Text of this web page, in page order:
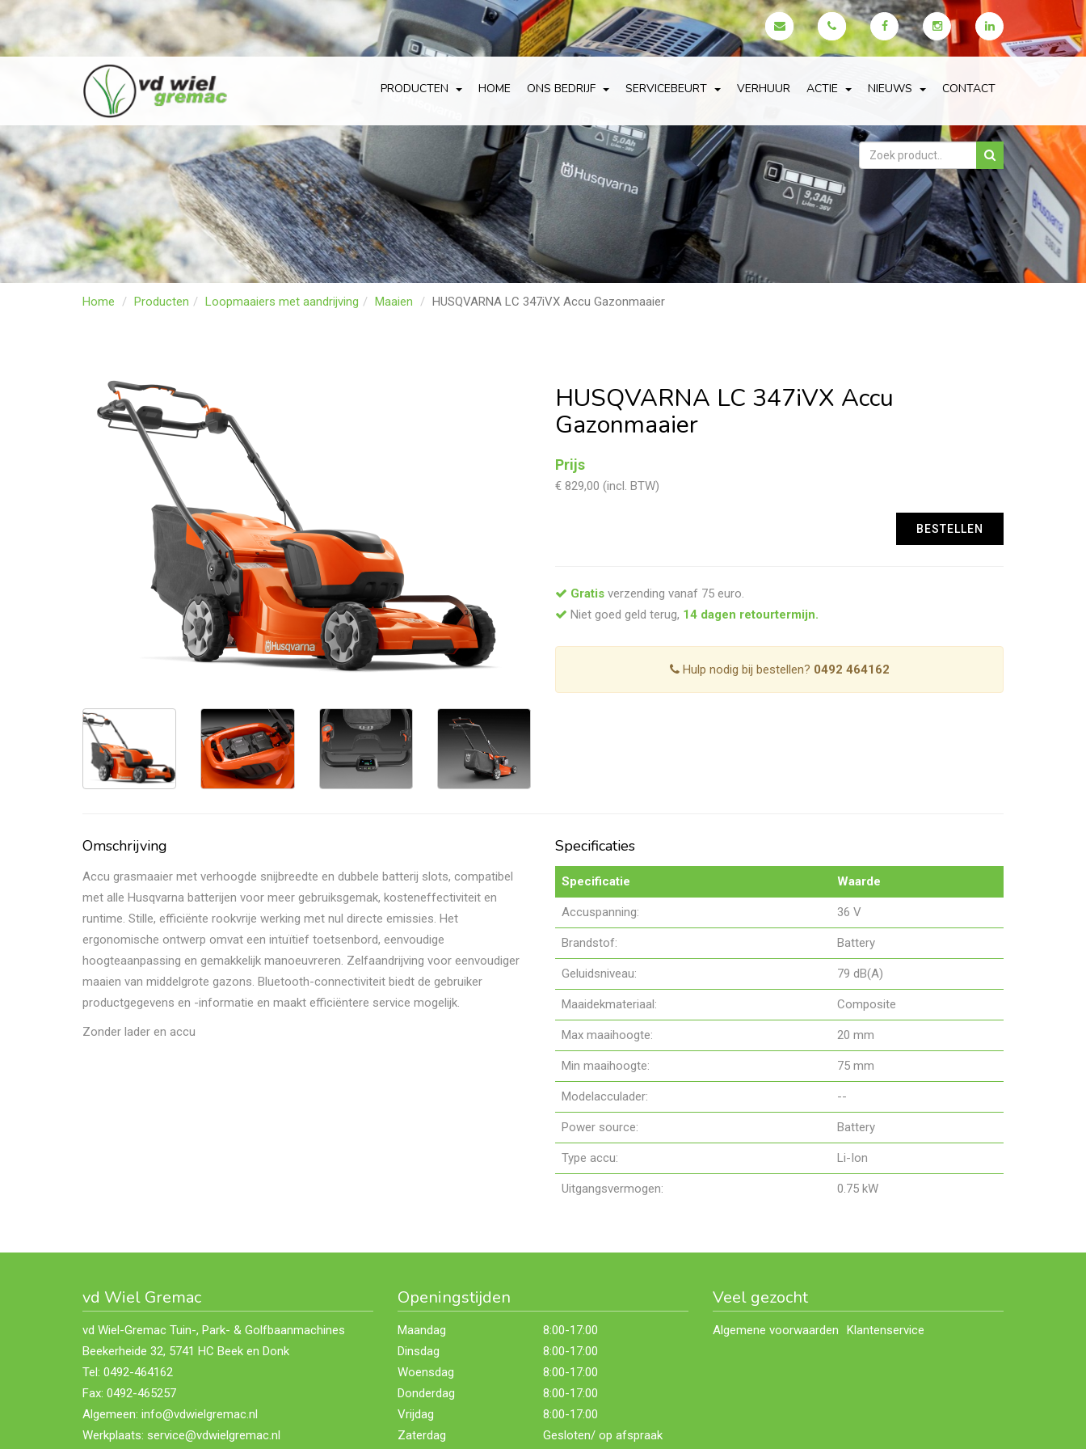
PRODUCTEN HOME ONS BEDRIJF SERVICEBEURT VERHUUR ACTIE NIEUWS CONTACT
Home Producten Loopmaaiers met aandrijving Maaien HUSQVARNA LC 347iVX Accu Gazonmaaier
HUSQVARNA LC 347iVX Accu
Gazonmaaier
Prijs
€ 829,00 (incl. BTW)
Gratis verzending vanaf 75 euro.
Niet goed geld terug, 14 dagen retourtermijn.
Hulp nodig bij bestellen? 0492 464162
Omschrijving
Accu grasmaaier met verhoogde snijbreedte en dubbele batterij slots, compatibel
met alle Husqvarna batterijen voor meer gebruiksgemak, kosteneffectiviteit en
runtime. Stille, efficiënte rookvrije werking met nul directe emissies. Het
ergonomische ontwerp omvat een intuïtief toetsenbord, eenvoudige
hoogteaanpassing en gemakkelijk manoeuvreren. Zelfaandrijving voor eenvoudiger
maaien van middelgrote gazons. Bluetooth-connectiviteit biedt de gebruiker
productgegevens en -informatie en maakt efficiëntere service mogelijk.
Zonder lader en accu
Specificaties
Specificatie Waarde
Accuspanning: 36 V
Brandstof: Battery
Geluidsniveau: 79 dB(A)
Maaidekmateriaal: Composite
Max maaihoogte: 20 mm
Min maaihoogte: 75 mm
Modelacculader: --
Power source: Battery
Type accu: Li-Ion
Uitgangsvermogen: 0.75 kW
vd Wiel Gremac
vd Wiel-Gremac Tuin-, Park- & Golfbaanmachines
Beekerheide 32, 5741 HC Beek en Donk
Tel: 0492-464162
Fax: 0492-465257
Algemeen: info@vdwielgremac.nl
Werkplaats: service@vdwielgremac.nl
Openingstijden
Maandag
8:00-17:00
Dinsdag
8:00-17:00
Woensdag
8:00-17:00
Donderdag
8:00-17:00
Vrijdag
8:00-17:00
Zaterdag
Gesloten/ op afspraak
Veel gezocht
Algemene voorwaarden Klantenservice